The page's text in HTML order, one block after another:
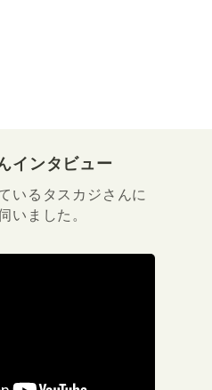
インタビュー
いるタスカジさんに
いました。